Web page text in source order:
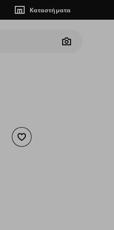
Καταστήματα
Camera
Προσθήκη στα αγαπημένα